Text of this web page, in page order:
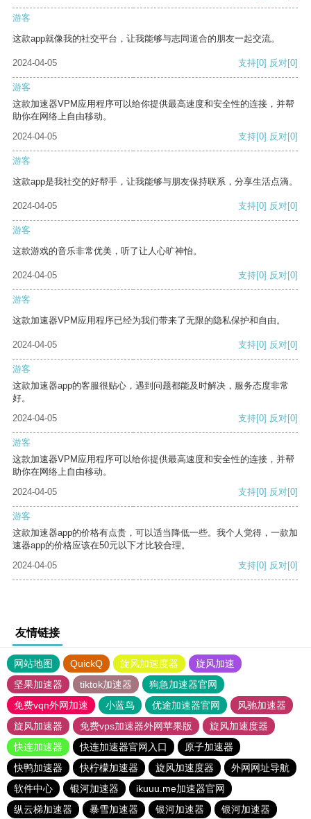
游客
这款app就像我的社交平台，让我能够与志同道合的朋友一起交流。
2024-04-05 支持[0] 反对[0]
游客
这款加速器VPM应用程序可以给你提供最高速度和安全性的连接，并帮
助你在网络上自由移动。
2024-04-05
支持[0] 反对[0]
游客
这款app是我社交的好帮手，让我能够与朋友保持联系，分享生活点滴。
2024-04-05 支持[0] 反对[0]
游客
这款游戏的音乐非常优美，听了让人心旷神怡。
2024-04-05 支持[0] 反对[0]
游客
这款加速器VPM应用程序已经为我们带来了无限的隐私保护和自由。
2024-04-05 支持[0] 反对[0]
游客
这款加速器app的客服很贴心，遇到问题都能及时解决，服务态度非常
好。
2024-04-05
支持[0] 反对[0]
游客
这款加速器VPM应用程序可以给你提供最高速度和安全性的连接，并帮
助你在网络上自由移动。
2024-04-05
支持[0] 反对[0]
游客
这款加速器app的价格有点贵，可以适当降低一些。我个人觉得，一款加
速器app的价格应该在50元以下才比较合理。
2024-04-05
支持[0] 反对[0]
友情链接
网站地图 QuickQ 旋风加速度器
旋风加速
坚果加速器
tiktok加速器
狗急加速器官网
免费vqn外网加速
小蓝鸟 优途加速器官网
风驰加速器
旋风加速器
免费vps加速器外网苹果版
旋风加速度器
快连加速器
快连加速器官网入口
原子加速器
快鸭加速器
快柠檬加速器 旋风加速度器
外网网址导航
软件中心
银河加速器
ikuuu.me加速器官网
纵云梯加速器
暴雪加速器 银河加速器 银河加速器